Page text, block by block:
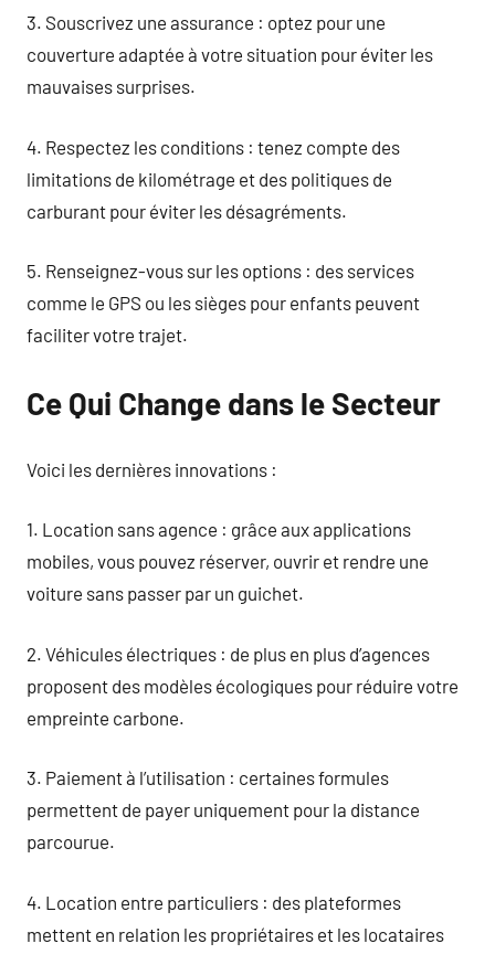
3. Souscrivez une assurance : optez pour une
couverture adaptée à votre situation pour éviter les
mauvaises surprises.
4. Respectez les conditions : tenez compte des
limitations de kilométrage et des politiques de
carburant pour éviter les désagréments.
5. Renseignez-vous sur les options : des services
comme le GPS ou les sièges pour enfants peuvent
faciliter votre trajet.
Ce Qui Change dans le Secteur
Voici les dernières innovations :
1. Location sans agence : grâce aux applications
mobiles, vous pouvez réserver, ouvrir et rendre une
voiture sans passer par un guichet.
2. Véhicules électriques : de plus en plus d’agences
proposent des modèles écologiques pour réduire votre
empreinte carbone.
3. Paiement à l’utilisation : certaines formules
permettent de payer uniquement pour la distance
parcourue.
4. Location entre particuliers : des plateformes
mettent en relation les propriétaires et les locataires